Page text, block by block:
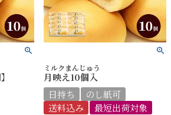
ミルクまんじゅう
月映え10個入
日持ち
のし紙可
送料込み
最短出荷対象